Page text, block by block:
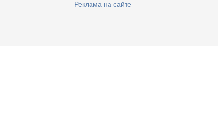
Реклама на сайте